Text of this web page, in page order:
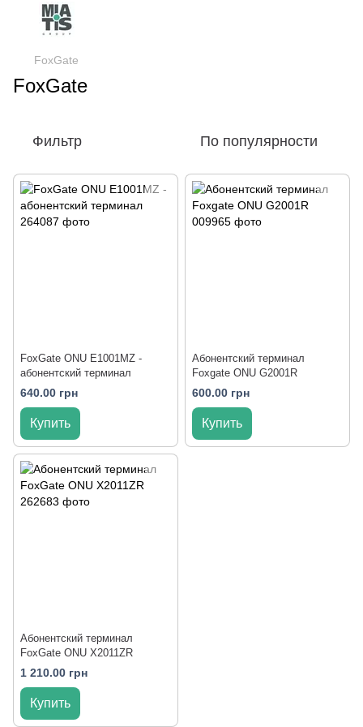
FoxGate
FoxGate
Фильтр По популярности
FoxGate ONU E1001MZ -
абонентский терминал
640.00 грн
Купить
Абонентский терминал
Foxgate ONU G2001R
600.00 грн
Купить
Абонентский терминал
FoxGate ONU X2011ZR
1 210.00 грн
Купить